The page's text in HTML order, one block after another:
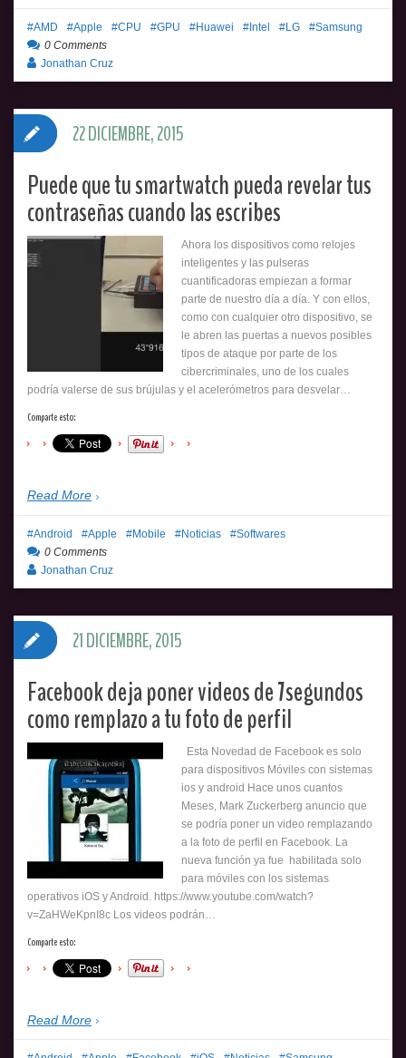
AMD Apple CPU GPU Huawei Intel LG
Samsung
0 Comments
Jonathan Cruz
Puede que tu smartwatch pueda revelar tus
contraseñas cuando las escribes
Ahora los dispositivos como relojes
inteligentes y las pulseras
cuantificadoras empiezan a formar
parte de nuestro día a día. Y con ellos,
como con cualquier otro dispositivo, se
le abren las puertas a nuevos posibles
tipos de ataque por parte de los
cibercriminales, uno de los cuales
podría valerse de sus brújulas y el acelerómetros para desvelar…
Comparte esto:
Read More
22 DICIEMBRE, 2015
Android Apple Mobile Noticias
Softwares
0 Comments
Jonathan Cruz
Facebook deja poner videos de 7segundos
como remplazo a tu foto de perfil
Esta Novedad de Facebook es solo
para dispositivos Móviles con sistemas
ios y android Hace unos cuantos
Meses, Mark Zuckerberg anuncio que
se podría poner un video remplazando
a la foto de perfil en Facebook. La
nueva función ya fue habilitada solo
para móviles con los sistemas
operativos iOS y Android. https://www.youtube.com/watch?
v=ZaHWeKpnI8c Los videos podrán…
Comparte esto:
Read More
21 DICIEMBRE, 2015